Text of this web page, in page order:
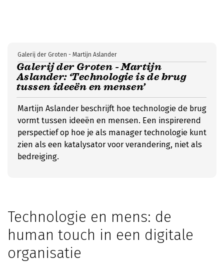
Galerij der Groten - Martijn
Aslander: ‘Technologie is de brug
tussen ideeën en mensen’
Galerij der Groten - Martijn Aslander
Martijn Aslander beschrijft hoe technologie de brug
vormt tussen ideeën en mensen. Een inspirerend
perspectief op hoe je als manager technologie kunt
zien als een katalysator voor verandering, niet als
bedreiging.
Technologie en mens: de
human touch in een digitale
organisatie